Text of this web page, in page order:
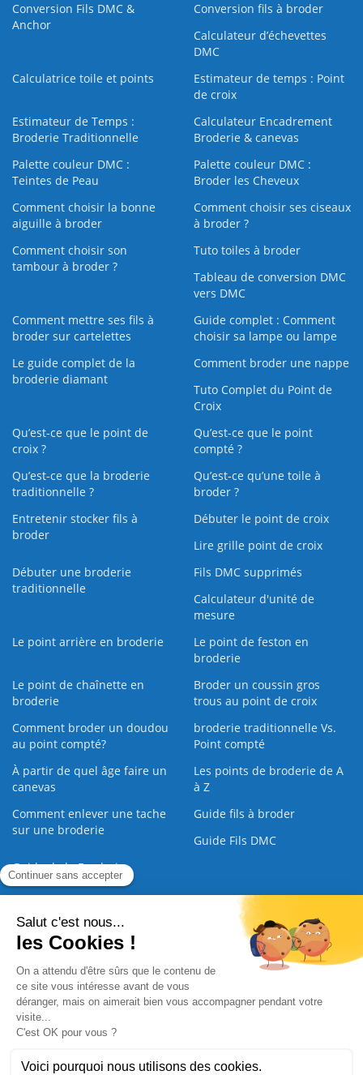
Conversion Fils DMC &
Anchor
Conversion fils à broder
Calculateur d’échevettes
DMC
Calculatrice toile et points
Estimateur de temps : Point
de croix
Estimateur de Temps :
Broderie Traditionnelle
Calculateur Encadrement
Broderie & canevas
Palette couleur DMC :
Teintes de Peau
Palette couleur DMC :
Broder les Cheveux
Comment choisir la bonne
aiguille à broder
Comment choisir ses ciseaux
à broder ?
Comment choisir son
tambour à broder ?
Tuto toiles à broder
Tableau de conversion DMC
vers DMC
Comment mettre ses fils à
broder sur cartelettes
Guide complet : Comment
choisir sa lampe ou lampe
Le guide complet de la
broderie diamant
Comment broder une nappe
Tuto Complet du Point de
Croix
Qu’est-ce que le point de
croix ?
Qu’est-ce que le point
compté ?
Qu’est-ce que la broderie
traditionnelle ?
Qu’est‑ce qu’une toile à
broder ?
Entretenir stocker fils à
broder
Débuter le point de croix
Lire grille point de croix
Débuter une broderie
traditionnelle
Fils DMC supprimés
Calculateur d'unité de
mesure
Le point arrière en broderie
Le point de feston en
broderie
Le point de chaînette en
broderie
Broder un coussin gros
trous au point de croix
Comment broder un doudou
au point compté?
broderie traditionnelle Vs.
Point compté
À partir de quel âge faire un
canevas
Les points de broderie de A
à Z
Comment enlever une tache
sur une broderie
Guide fils à broder
Guide Fils DMC
Guide de la Broderie
Nous contacter |
Paiement sécurisé
2008 - 2026 © CreaMagic. ALL Rights Reserved.